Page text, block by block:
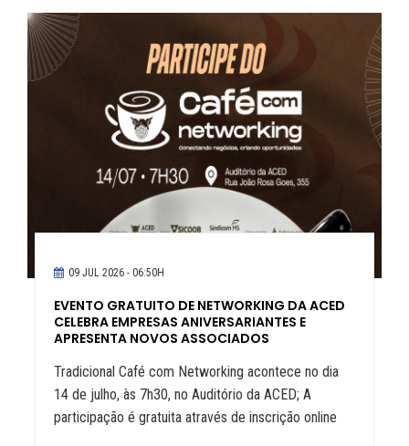
09 JUL 2026 - 06:50H
EVENTO GRATUITO DE NETWORKING DA ACED
CELEBRA EMPRESAS ANIVERSARIANTES E
APRESENTA NOVOS ASSOCIADOS
Tradicional Café com Networking acontece no dia
14 de julho, às 7h30, no Auditório da ACED; A
participação é gratuita através de inscrição online